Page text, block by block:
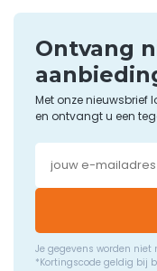
Ontvang
Met onze
en ontvangt u een
Je gegevens worden
*Kortingscode geldig bij